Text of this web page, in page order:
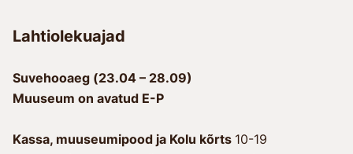
Lahtiolekuajad
Suvehooaeg (23.04 – 28.09)
Muuseum on avatud E-P
Kassa, muuseumipood ja Kolu kõrts 10-19